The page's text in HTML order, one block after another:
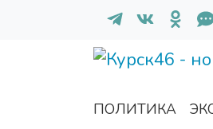
ПОЛИТИКА